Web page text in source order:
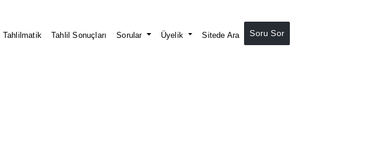
Tahlilmatik Tahlil Sonuçları Sorular Üyelik Sitede Ara Soru Sor